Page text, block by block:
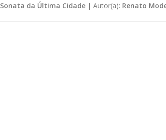
Sonata da Última Cidade| Autor(a): Renato